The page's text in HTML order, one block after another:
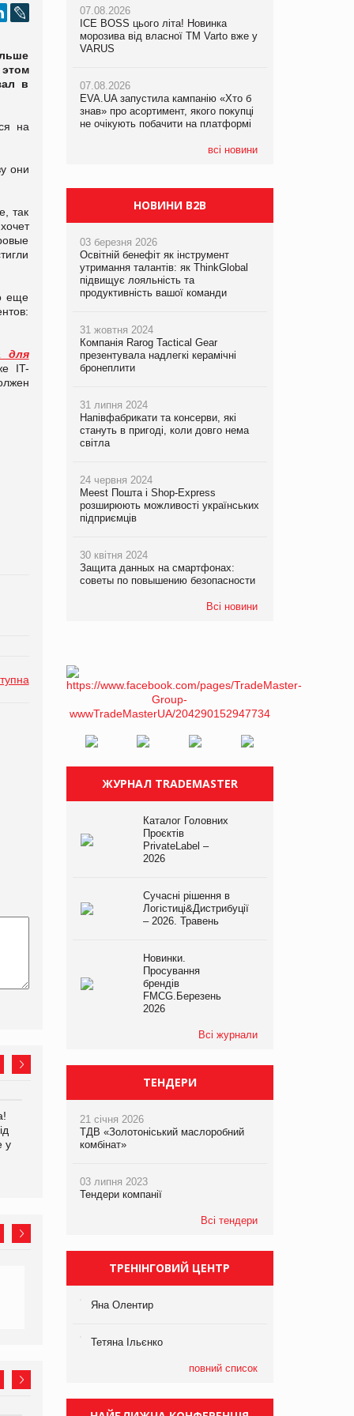
в
на
они
так
еще
для
IT-
у
EVA.UA запустила
кампанію «Хто б знав» про
асортимент, якого покупці
збиток у першому півріччі
07.08.2026
ICE BOSS цього літа! Новинка
морозива від власної ТМ Varto вже у
VARUS
07.08.2026
EVA.UA запустила кампанію «Хто б
знав» про асортимент, якого покупці
не очікують побачити на платформі
всі новини
07.08.2026
ICE BOSS цього літа! Новинка
морозива від власної ТМ Varto вже у
VARUS
07.08.2026
EVA.UA запустила кампанію «Хто б
знав» про асортимент, якого покупці
не очікують побачити на платформі
07.08.2026
Франція заборонила рекламні дзвінки
НОВИНИ B2B
03 березня 2026
Освітній бенефіт як інструмент
утримання талантів: як ThinkGlobal
підвищує лояльність та
продуктивність вашої команди
31 жовтня 2024
Компанія Rarog Tactical Gear
презентувала надлегкі керамічні
бронеплити
31 липня 2024
Напівфабрикати та консерви, які
стануть в пригоді, коли довго нема
світла
24 червня 2024
Meest Пошта і Shop-Express
розширюють можливості українських
підприємців
30 квітня 2024
Защита данных на смартфонах:
советы по повышению безопасности
Всі новини
ЖУРНАЛ TRADEMASTER
Каталог Головних
Проєктів
PrivateLabel –
2026
Сучасні рішення в
Логістиці&Дистрибуції
– 2026. Травень
Новинки.
Просування
брендів
FMCG.Березень
2026
Всі журнали
ТЕНДЕРИ
21 січня 2026
ТДВ «Золотоніський маслоробний
комбінат»
03 липня 2023
Тендери компанії
Всі тендери
ТРЕНІНГОВИЙ ЦЕНТР
Яна Олентир
Тетяна Ільєнко
повний список